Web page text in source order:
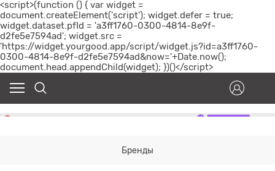
<script>(function () { var widget =
document.createElement('script'); widget.defer = true;
widget.dataset.pfId = 'a3ff1760-0300-4814-8e9f-
d2fe5e7594ad'; widget.src =
'https://widget.yourgood.app/script/widget.js?id=a3ff1760-
0300-4814-8e9f-d2fe5e7594ad&now='+Date.now();
document.head.appendChild(widget); })()</script>
Бренды